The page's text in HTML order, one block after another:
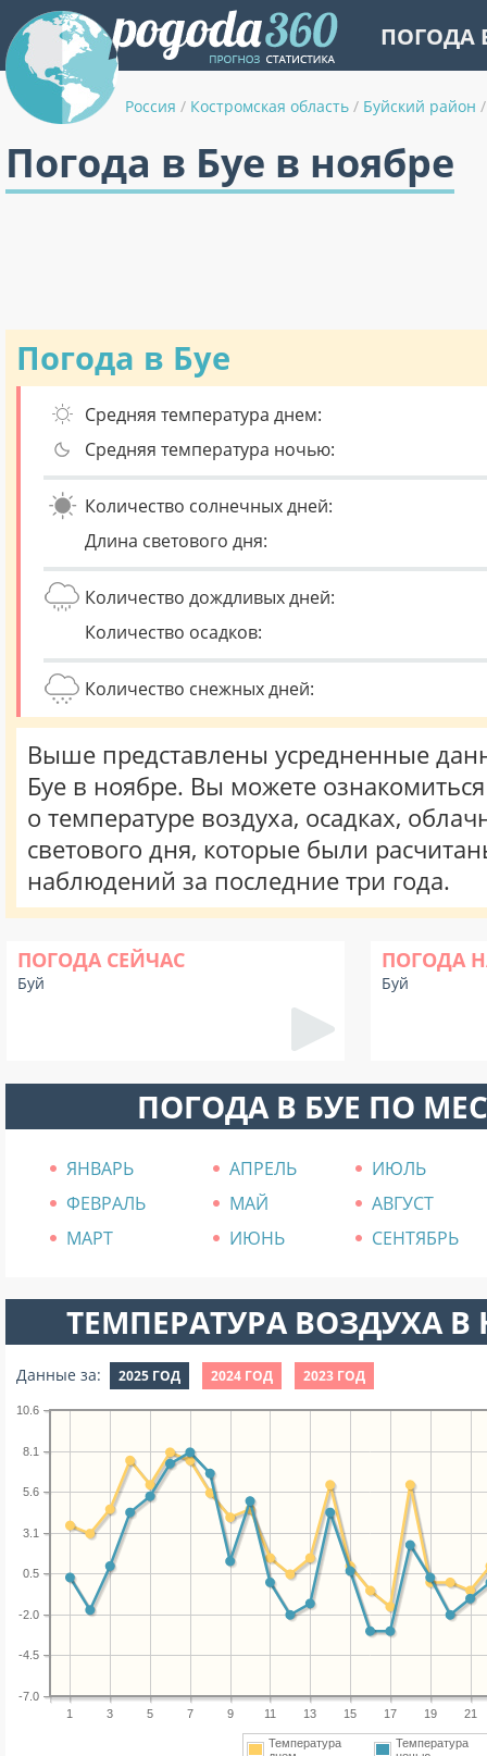
ПОГОДА
Россия / Костромская область / Буйский район /
Погода в Буе в ноябре
Погода в Буе
Средняя температура днем:
Средняя температура ночью:
Количество солнечных дней:
Длина светового дня:
Количество дождливых дней:
Количество осадков:
Количество снежных дней:
Выше представлены усредненные
Буе в ноябре. Вы можете
о температуре воздуха, осадках,
светового дня, которые были
наблюдений за последние три года.
ПОГОДА СЕЙЧАС
Буй
ПОГОДА
Буй
ПОГОДА В БУЕ ПО
ЯНВАРЬ АПРЕЛЬ
ИЮЛЬ
ФЕВРАЛЬ
МАЙ
АВГУСТ
МАРТ
ИЮНЬ СЕНТЯБРЬ
ТЕМПЕРАТУРА ВОЗДУХА В
Данные за: 2025 ГОД 2024 ГОД 2023 ГОД
1 3 5 7 9 11 13 15 17 19 21
-7.0
-4.5
-2.0
0.5
3.1
5.6
8.1
10.6
Температура
Температура